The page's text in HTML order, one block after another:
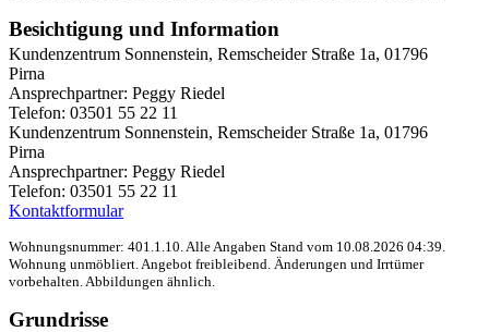
Besichtigung und Information
Kundenzentrum Sonnenstein, Remscheider Straße 1a, 01796
Pirna
Ansprechpartner: Peggy Riedel
Telefon: 03501 55 22 11
Kundenzentrum Sonnenstein, Remscheider Straße 1a, 01796
Pirna
Ansprechpartner: Peggy Riedel
Telefon: 03501 55 22 11
Kontaktformular
Wohnungsnummer: 401.1.10. Alle Angaben Stand vom 10.08.2026 04:39.
Wohnung unmöbliert. Angebot freibleibend. Änderungen und Irrtümer
vorbehalten. Abbildungen ähnlich.
Grundrisse